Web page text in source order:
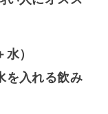
）
を入れる飲み